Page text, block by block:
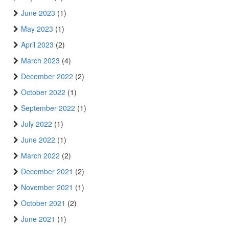
June 2023 (1)
May 2023 (1)
April 2023 (2)
March 2023 (4)
December 2022 (2)
October 2022 (1)
September 2022 (1)
July 2022 (1)
June 2022 (1)
March 2022 (2)
December 2021 (2)
November 2021 (1)
October 2021 (2)
June 2021 (1)